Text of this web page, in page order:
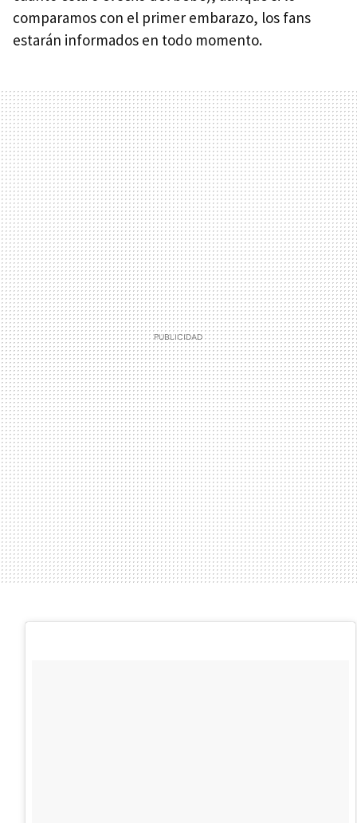
comparamos con el primer embarazo, los fans
estarán informados en todo momento.